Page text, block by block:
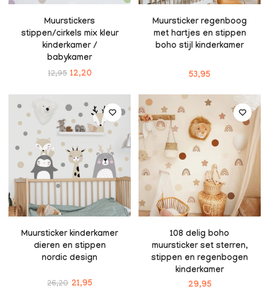
Muurstickers
stippen/cirkels mix kleur
kinderkamer /
babykamer
12,95 12,20
Muursticker regenboog
met hartjes en stippen
boho stijl kinderkamer
53,95
Muursticker kinderkamer
dieren en stippen
nordic design
26,20 21,95
108 delig boho
muursticker set sterren,
stippen en regenbogen
kinderkamer
29,95